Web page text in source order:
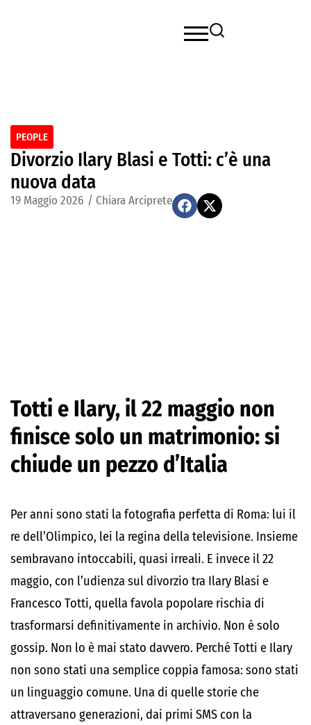
PEOPLE
Divorzio Ilary Blasi e Totti: c’è una
nuova data
19 Maggio 2026 / Chiara Arciprete
Totti e Ilary, il 22 maggio non
finisce solo un matrimonio: si
chiude un pezzo d’Italia
Per anni sono stati la fotografia perfetta di Roma: lui il
re dell’Olimpico, lei la regina della televisione. Insieme
sembravano intoccabili, quasi irreali. E invece il 22
maggio, con l’udienza sul divorzio tra Ilary Blasi e
Francesco Totti, quella favola popolare rischia di
trasformarsi definitivamente in archivio. Non è solo
gossip. Non lo è mai stato davvero. Perché Totti e Ilary
non sono stati una semplice coppia famosa: sono stati
un linguaggio comune. Una di quelle storie che
attraversano generazioni, dai primi SMS con la